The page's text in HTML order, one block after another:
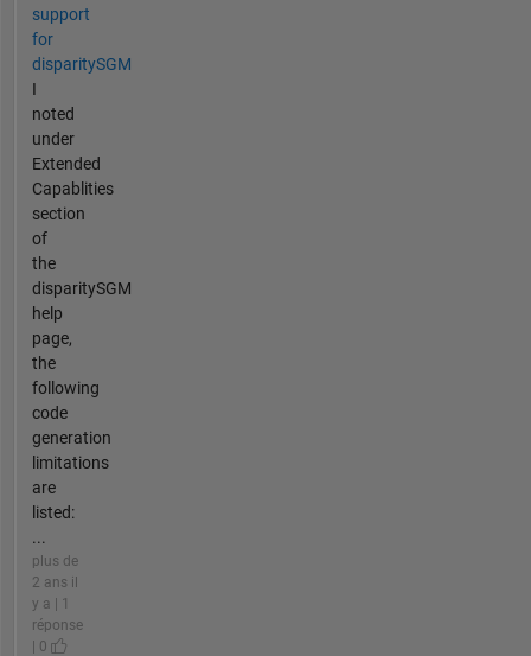
support
for
disparitySGM
I
noted
under
Extended
Capablities
section
of
the
disparitySGM
help
page,
the
following
code
generation
limitations
are
listed:
...
plus de
2 ans il
y a | 1
réponse
| 0